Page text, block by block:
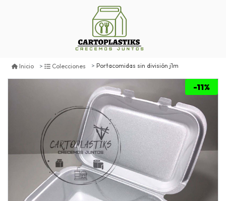
Inicio Colecciones Portacomidas sin división j1m
-11%